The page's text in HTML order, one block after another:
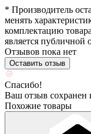
* Производитель
менять
комплектацию
является публичной
Отзывов пока нет
Оставить отзыв
Спасибо!
Ваш отзыв сохранен
Похожие товары